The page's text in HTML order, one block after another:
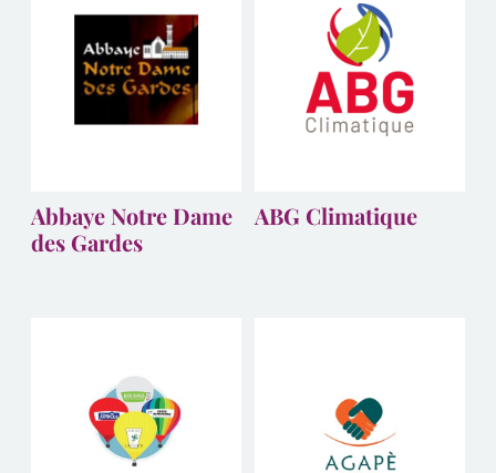
Abbaye Notre Dame
des Gardes
ABG Climatique